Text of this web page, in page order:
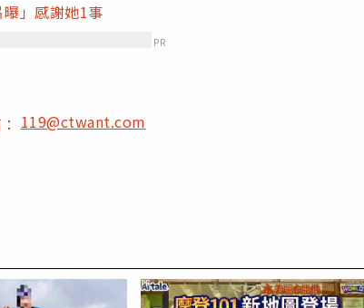
」感謝她1事
PR
：119@ctwant.com
PR